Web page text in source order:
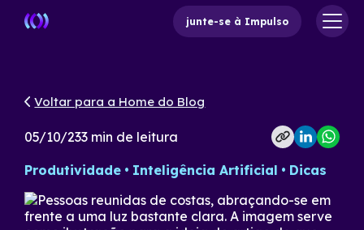
junte-se à Impulso
Voltar para a Home do Blog
05/10/233 min de leitura
Produtividade Inteligência Artificial Dicas